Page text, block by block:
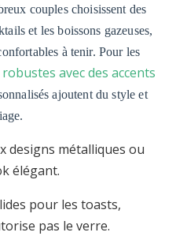
couples choisissent des
et les boissons gazeuses,
à tenir. Pour les
avec des accents
ajoutent du style et
designs métalliques ou
élégant.
pour les toasts,
pas le verre.